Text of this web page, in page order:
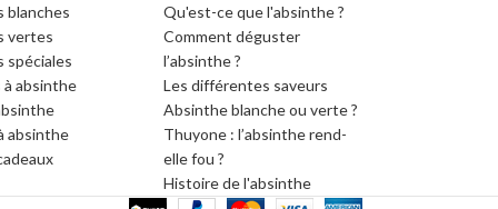
Contenus disponibles : 70cl,4cl
blanches
vertes
spéciales
à absinthe
absinthe
Qu'est-ce que l'absinthe ?
Comment déguster
l’absinthe ?
Les différentes saveurs
Absinthe blanche ou verte ?
Thuyone : l’absinthe rend-
elle fou ?
Histoire de l'absinthe